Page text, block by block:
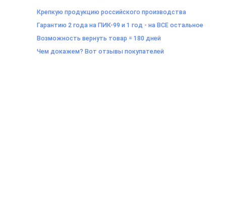
Крепкую продукцию российского производства
Гарантию 2 года на ПИК-99 и 1 год - на ВСЕ остальное
Возможность вернуть товар = 180 дней
Чем докажем? Вот отзывы покупателей